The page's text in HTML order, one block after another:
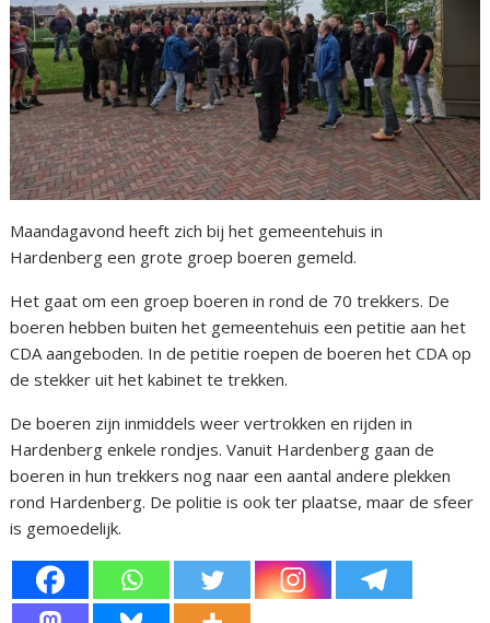
Maandagavond heeft zich bij het gemeentehuis in
Hardenberg een grote groep boeren gemeld.
Het gaat om een groep boeren in rond de 70 trekkers. De
boeren hebben buiten het gemeentehuis een petitie aan het
CDA aangeboden. In de petitie roepen de boeren het CDA op
de stekker uit het kabinet te trekken.
De boeren zijn inmiddels weer vertrokken en rijden in
Hardenberg enkele rondjes. Vanuit Hardenberg gaan de
boeren in hun trekkers nog naar een aantal andere plekken
rond Hardenberg. De politie is ook ter plaatse, maar de sfeer
is gemoedelijk.